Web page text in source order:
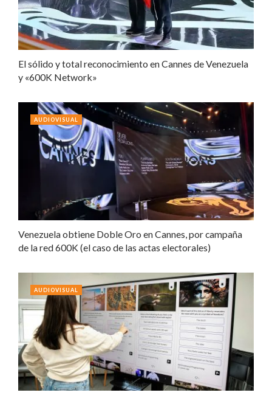
El sólido y total reconocimiento en Cannes de Venezuela
y «600K Network»
Venezuela obtiene Doble Oro en Cannes, por campaña
de la red 600K (el caso de las actas electorales)
AUDIOVISUAL
AUDIOVISUAL